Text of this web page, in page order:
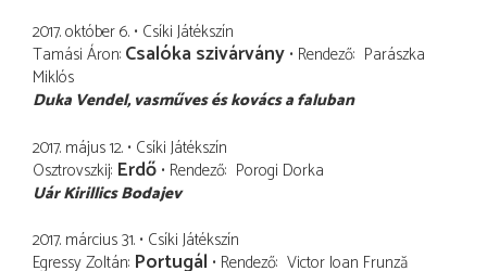
2017. október 6. Csíki Játékszín
Tamási Áron Csalóka szivárvány Rendező Parászka
Miklós
Duka Vendel vasműves és kovács a faluban
2017. május 12. Csíki Játékszín
Osztrovszkij Erdő Rendező Porogi Dorka
Uár Kirillics Bodajev
2017. március 31. Csíki Játékszín
Egressy Zoltán Portugál Rendező Victor Ioan Frunză